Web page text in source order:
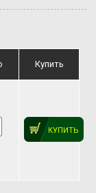
Купить
КУПИТЬ